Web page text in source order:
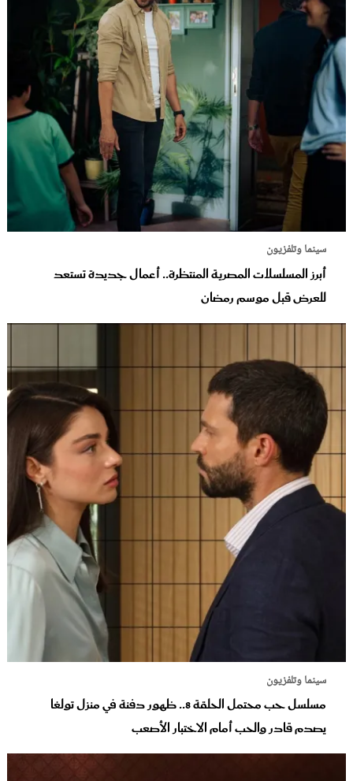
سينما وتلفزيون
أبرز المسلسلات المصرية المنتظرة.. أعمال جديدة تستعد
للعرض قبل موسم رمضان
سينما وتلفزيون
مسلسل حب محتمل الحلقة 8.. ظهور دفنة في منزل تولغا
يصدم قادر والحب أمام الاختبار الأصعب